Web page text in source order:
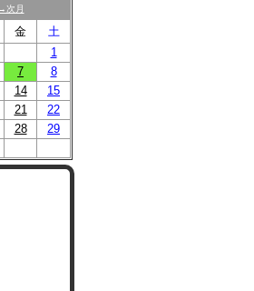
→次月
金
土
1
7
8
14
15
21
22
28
29